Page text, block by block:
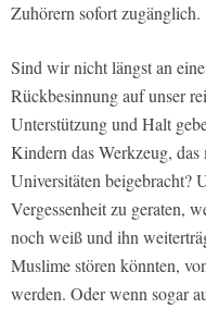
Zuhörern sofort zugänglich.
Sind wir nicht längst an
Rückbesinnung auf unser
Unterstützung und Halt
Kindern das Werkzeug,
Universitäten beigebracht?
Vergessenheit zu geraten,
noch weiß und ihn
Muslime stören könnten,
werden. Oder wenn sogar